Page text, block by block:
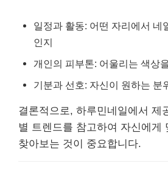
일정과 활동: 어떤 자리에서 네
인지
개인의 피부톤: 어울리는 색상
기분과 선호: 자신이 원하는 분
결론적으로, 하루민네일에서 제
별 트렌드를 참고하여 자신에게
찾아보는 것이 중요합니다.